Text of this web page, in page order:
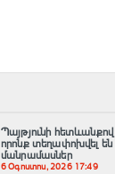
Պայթյունի հետևանքով
որոնք տեղափոխվել
մանրամասներ
6 Օգոստոս, 2026 17:49